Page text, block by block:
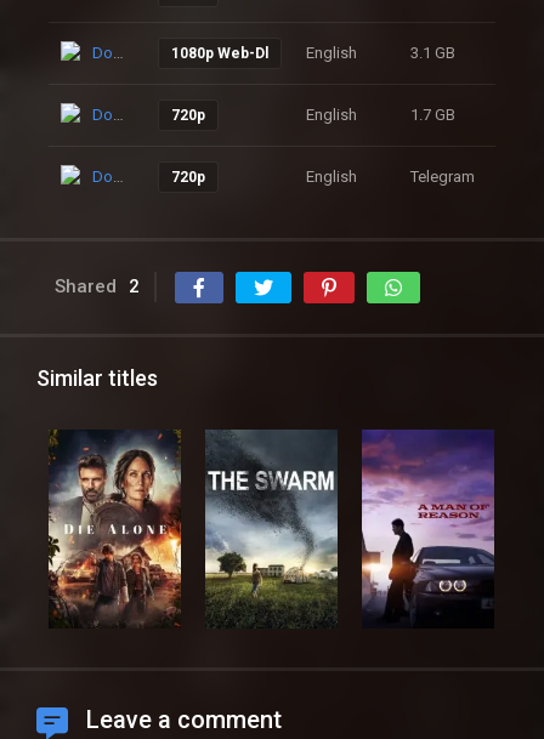
Download 1080p Web-Dl English 3.1 GB
Download 720p English 1.7 GB
Download 720p English Telegram
Shared 2
Similar titles
Leave a comment